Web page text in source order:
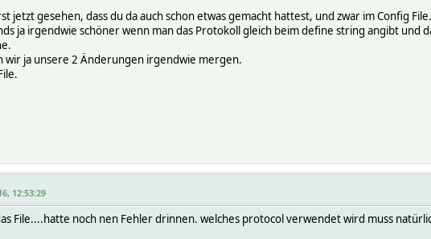
jetzt gesehen, dass du da auch schon etwas gemacht hattest, und zwar im Config File.
ja irgendwie schöner wenn man das Protokoll gleich beim define string angibt und
wir ja unsere 2 Änderungen irgendwie mergen.
12:53:29
File....hatte noch nen Fehler drinnen. welches protocol verwendet wird muss